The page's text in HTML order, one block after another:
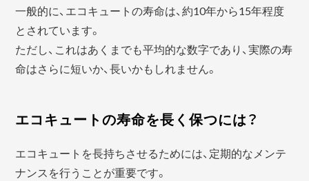
一般的に、エコキュートの寿命は、約10年から15年程度
とされています。
ただし、これはあくまでも平均的な数字であり、実際の寿
命はさらに短いか、長いかもしれません。
エコキュートの寿命を長く保つには？
エコキュートを長持ちさせるためには、定期的なメンテ
ナンスを行うことが重要です。